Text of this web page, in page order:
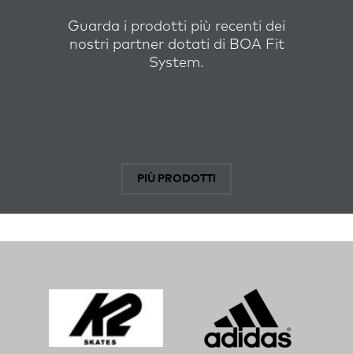
Guarda i prodotti più recenti dei
nostri partner dotati di BOA Fit
System.
PIÙ PRODOTTI